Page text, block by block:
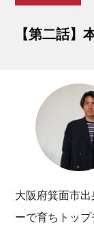
【第二話】
大阪府箕面市
ーで育ちトッ